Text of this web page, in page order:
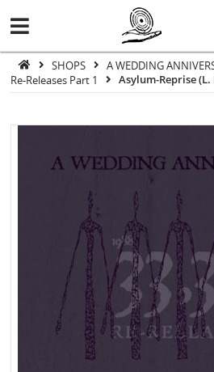
SHOPS A WEDDING
Re-Releases Part 1
Asylum-Reprise (L.